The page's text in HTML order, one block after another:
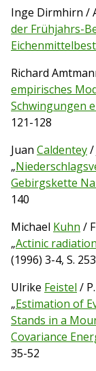
Inge Dirmhirn /
der Frühjahrs-
Richard
empirisches
Schwingungen
121-128
Juan Caldentey/
„
Gebirgskette
140
Michael Kuhn /
„Actinic
(1996) 3-4, S.
Ulrike Feistel /
„Estimation of
Stands in a
Covariance
35-52